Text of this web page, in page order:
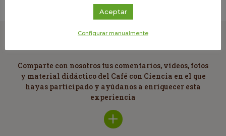
Comparte con nosotros tus comentarios, vídeos, fotos
y material didáctico del Café con Ciencia en el que
hayas participado y ayúdanos a enriquecer esta
experiencia
Aceptar
Configurar manualmente